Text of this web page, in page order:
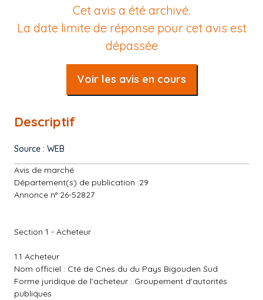
Cet avis a été archivé.
La date limite de réponse pour cet avis est
dépassée
Voir les avis en cours
Descriptif
Source : WEB
Avis de marché
Département(s) de publication :29
Annonce n° 26-52827
Section 1 - Acheteur
1.1 Acheteur
Nom officiel : Cté de Cnes du du Pays Bigouden Sud
Forme juridique de l'acheteur : Groupement d'autorités
publiques